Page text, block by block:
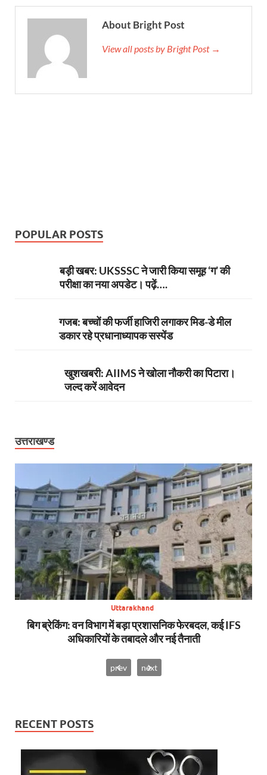
About Bright Post
View all posts by Bright Post →
POPULAR POSTS
बड़ी खबर: UKSSSC ने जारी किया समूह ‘ग’ की
परीक्षा का नया अपडेट। पढ़ें….
गजब: बच्चों की फर्जी हाजिरी लगाकर मिड-डे मील
डकार रहे प्रधानाध्यापक सस्पेंड
खुशखबरी: AIIMS ने खोला नौकरी का पिटारा।
जल्द करें आवेदन
उत्तराखण्ड
Uttarakhand
बिग ब्रेकिंग: वन विभाग में बड़ा प्रशासनिक फेरबदल, कई IFS
अधिकारियों के तबादले और नई तैनाती
prev next
RECENT POSTS